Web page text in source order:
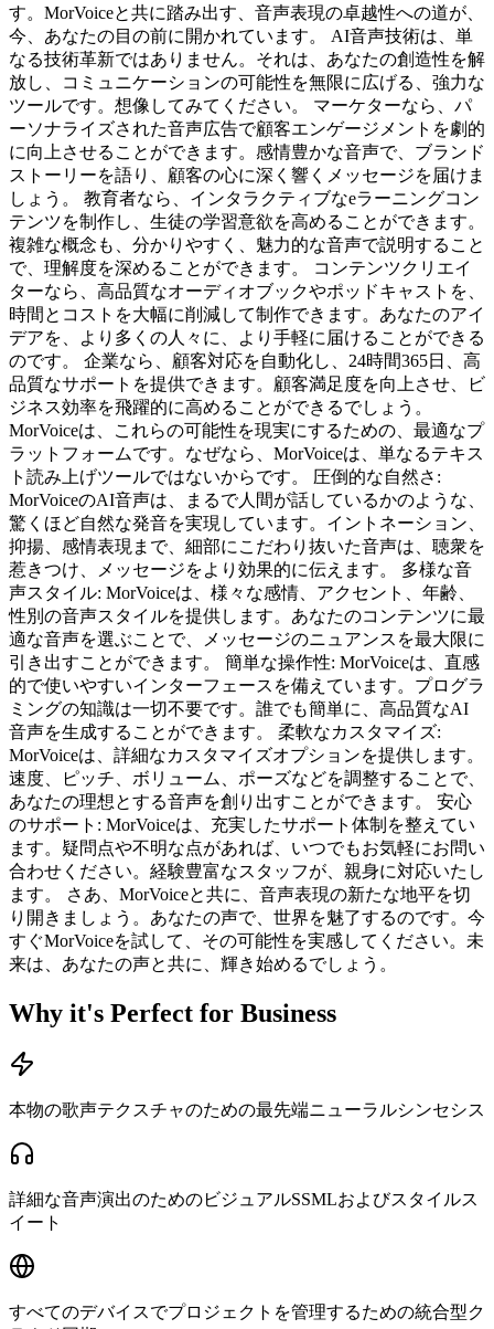
す。MorVoiceと共に踏み出す、音声表現の卓越性への道が、
今、あなたの目の前に開かれています。 AI音声技術は、単
なる技術革新ではありません。それは、あなたの創造性を解
放し、コミュニケーションの可能性を無限に広げる、強力な
ツールです。想像してみてください。 マーケターなら、パ
ーソナライズされた音声広告で顧客エンゲージメントを劇的
に向上させることができます。感情豊かな音声で、ブランド
ストーリーを語り、顧客の心に深く響くメッセージを届けま
しょう。 教育者なら、インタラクティブなeラーニングコン
テンツを制作し、生徒の学習意欲を高めることができます。
複雑な概念も、分かりやすく、魅力的な音声で説明すること
で、理解度を深めることができます。 コンテンツクリエイ
ターなら、高品質なオーディオブックやポッドキャストを、
時間とコストを大幅に削減して制作できます。あなたのアイ
デアを、より多くの人々に、より手軽に届けることができる
のです。 企業なら、顧客対応を自動化し、24時間365日、高
品質なサポートを提供できます。顧客満足度を向上させ、ビ
ジネス効率を飛躍的に高めることができるでしょう。
MorVoiceは、これらの可能性を現実にするための、最適なプ
ラットフォームです。なぜなら、MorVoiceは、単なるテキス
ト読み上げツールではないからです。 圧倒的な自然さ:
MorVoiceのAI音声は、まるで人間が話しているかのような、
驚くほど自然な発音を実現しています。イントネーション、
抑揚、感情表現まで、細部にこだわり抜いた音声は、聴衆を
惹きつけ、メッセージをより効果的に伝えます。 多様な音
声スタイル: MorVoiceは、様々な感情、アクセント、年齢、
性別の音声スタイルを提供します。あなたのコンテンツに最
適な音声を選ぶことで、メッセージのニュアンスを最大限に
引き出すことができます。 簡単な操作性: MorVoiceは、直感
的で使いやすいインターフェースを備えています。プログラ
ミングの知識は一切不要です。誰でも簡単に、高品質なAI
音声を生成することができます。 柔軟なカスタマイズ:
MorVoiceは、詳細なカスタマイズオプションを提供します。
速度、ピッチ、ボリューム、ポーズなどを調整することで、
あなたの理想とする音声を創り出すことができます。 安心
のサポート: MorVoiceは、充実したサポート体制を整えてい
ます。疑問点や不明な点があれば、いつでもお気軽にお問い
合わせください。経験豊富なスタッフが、親身に対応いたし
ます。 さあ、MorVoiceと共に、音声表現の新たな地平を切
り開きましょう。あなたの声で、世界を魅了するのです。今
すぐMorVoiceを試して、その可能性を実感してください。未
来は、あなたの声と共に、輝き始めるでしょう。
Why it's Perfect for Business
本物の歌声テクスチャのための最先端ニューラルシンセシス
詳細な音声演出のためのビジュアルSSMLおよびスタイルス
イート
すべてのデバイスでプロジェクトを管理するための統合型ク